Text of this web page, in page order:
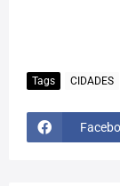
Tags CIDADES